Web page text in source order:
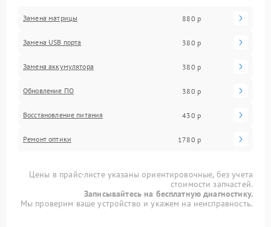
Замена матрицы 880 р
Замена USB порта 380 р
Замена аккумулятора 380 р
Обновление ПО 380 р
Восстановление питания 430 р
Ремонт оптики 1780 р
Цены в прайс-листе указаны ориентировочные, без учета
стоимости запчастей.
Записывайтесь на бесплатную диагностику.
Мы проверим ваше устройство и укажем на неисправность.